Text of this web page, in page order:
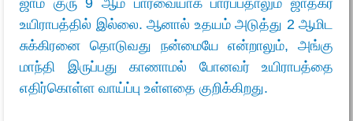
ஜாம குரு 9 ஆம் பார்வையாக பார்ப்பதாலும் ஜாதகர்
உயிராபத்தில் இல்லை. ஆனால் உதயம் அடுத்து 2 ஆமிட
சுக்கிரனை தொடுவது நன்மையே என்றாலும், அங்கு
மாந்தி இருப்பது காணாமல் போனவர் உயிராபத்தை
எதிர்கொள்ள வாய்ப்பு உள்ளதை குறிக்கிறது.